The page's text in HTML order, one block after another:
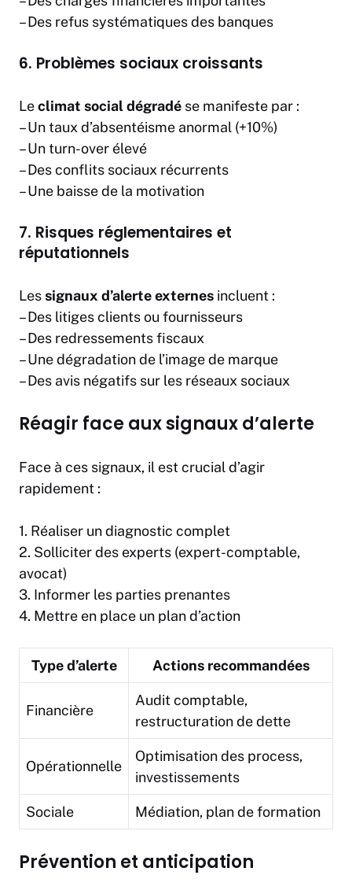
– Des refus systématiques des banques
6. Problèmes sociaux croissants
Leclimat social dégradé se manifeste par :
– Un taux d’absentéisme anormal (+10%)
– Un turn-over élevé
– Des conflits sociaux récurrents
– Une baisse de la motivation
7. Risques réglementaires et
réputationnels
Lessignaux d’alerte externes incluent :
– Des litiges clients ou fournisseurs
– Des redressements fiscaux
– Une dégradation de l’image de marque
– Des avis négatifs sur les réseaux sociaux
Réagir face aux signaux d’alerte
Face à ces signaux, il est crucial d’agir
rapidement :
1. Réaliser un diagnostic complet
2. Solliciter des experts (expert-comptable,
avocat)
3. Informer les parties prenantes
4. Mettre en place un plan d’action
Type d’alerte Actions recommandées
Financière
Audit comptable,
restructuration de dette
Opérationnelle
Optimisation des process,
investissements
Sociale Médiation, plan de formation
Prévention et anticipation